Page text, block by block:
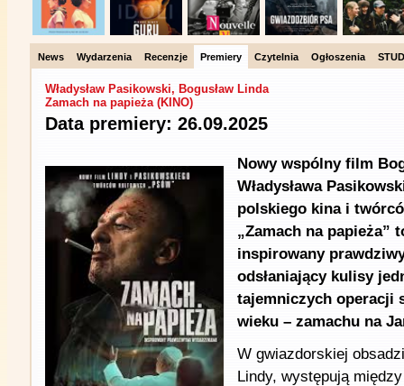
News Wydarzenia Recenzje Premiery Czytelnia Ogłoszenia
Władysław Pasikowski, Bogusław Linda
Zamach na papieża (KINO)
Data premiery: 26.09.2025
Nowy wspólny film
Władysława
polskiego kina i
„Zamach na papieża”
inspirowany
odsłaniający kulisy
tajemniczych operacji
wieku – zamachu na
W gwiazdorskiej
Lindy, występują